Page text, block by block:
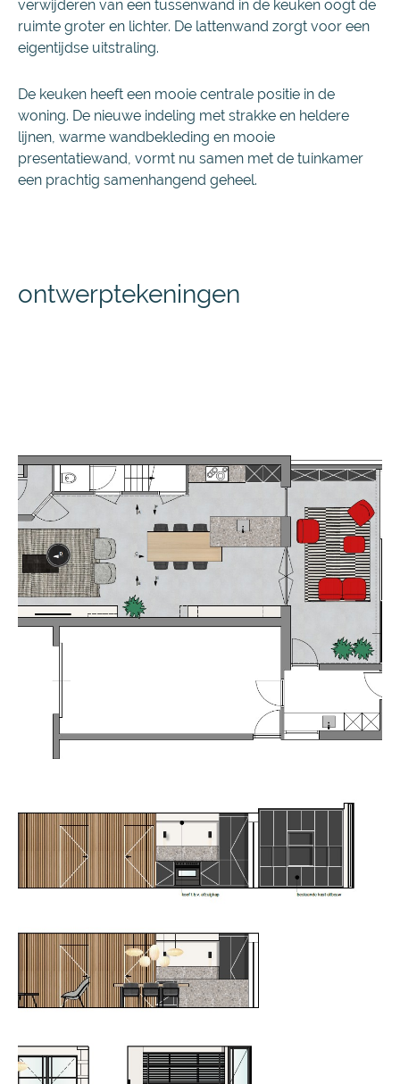
verwijderen van een tussenwand in de keuken oogt de
ruimte groter en lichter. De lattenwand zorgt voor een
eigentijdse uitstraling.
De keuken heeft een mooie centrale positie in de
woning. De nieuwe indeling met strakke en heldere
lijnen, warme wandbekleding en mooie
presentatiewand, vormt nu samen met de tuinkamer
een prachtig samenhangend geheel.
ontwerptekeningen